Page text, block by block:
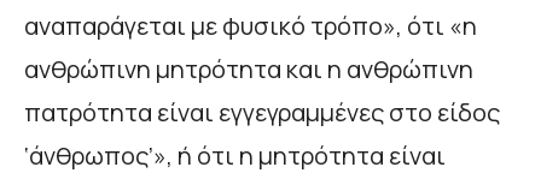
αναπαράγεται με φυσικό τρόπο», ότι «η
ανθρώπινη μητρότητα και η ανθρώπινη
πατρότητα είναι εγγεγραμμένες στο είδος
‘άνθρωπος’», ή ότι η μητρότητα είναι